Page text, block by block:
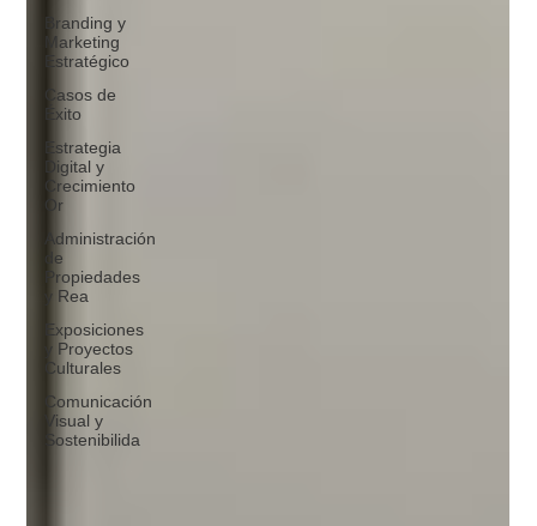
Branding y
Marketing
Estratégico
Casos de
Éxito
Estrategia
Digital y
Crecimiento
Or
Administración
de
Propiedades
y Rea
Exposiciones
y Proyectos
Culturales
Comunicación
Visual y
Sostenibilida